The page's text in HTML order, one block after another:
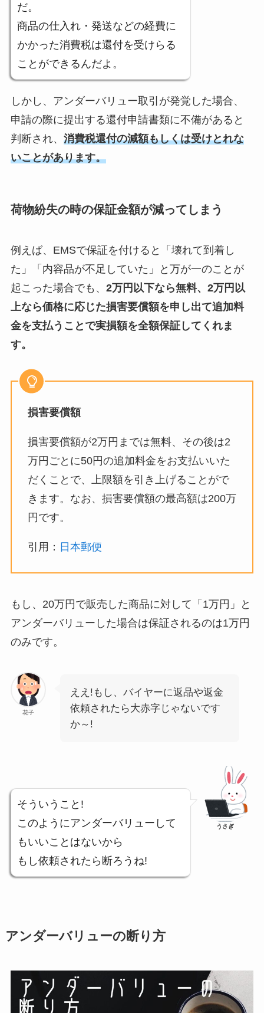
だ。
商品の仕入れ・発送などの経費に
かかった消費税は還付を受けらる
ことができるんだよ。
しかし、アンダーバリュー取引が発覚した場合、
申請の際に提出する還付申請書類に不備があると
判断され、 消費税還付の減額もしくは受けとれな
いことがあります。
荷物紛失の時の保証金額が減ってしまう
例えば、EMSで保証を付けると「壊れて到着し
た」「内容品が不足していた」と万が一のことが
起こった場合でも、 2万円以下なら無料、2万円以
上なら価格に応じた損害要償額を申し出て追加料
金を支払うことで実損額を全額保証してくれま
す。
損害要償額
損害要償額が2万円までは無料、その後は2
万円ごとに50円の追加料金をお支払いいた
だくことで、上限額を引き上げることがで
きます。なお、損害要償額の最高額は200万
円です。
引用： 日本郵便
もし、20万円で販売した商品に対して「1万円」と
アンダーバリューした場合は保証されるのは1万円
のみです。
花子
ええ!もし、バイヤーに返品や返金
依頼されたら大赤字じゃないです
か～!
そういうこと!
このようにアンダーバリューして
もいいことはないから
もし依頼されたら断ろうね!
うさぎ
アンダーバリューの断り方